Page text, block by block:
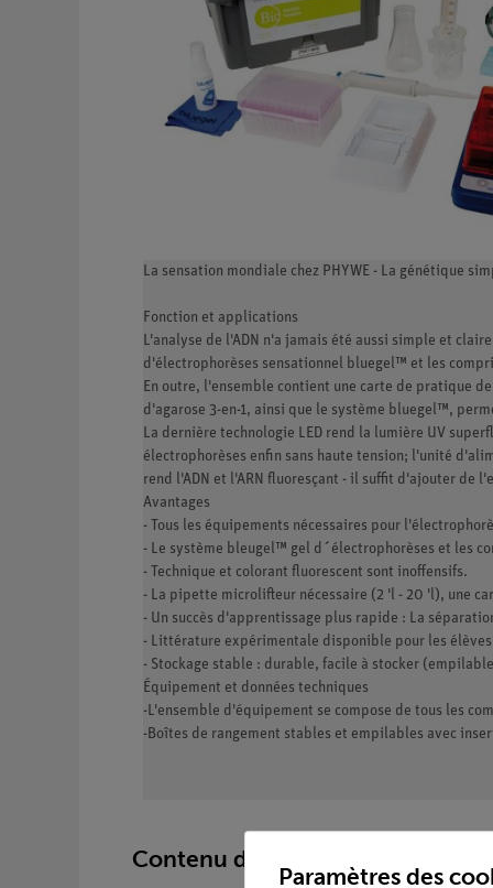
La sensation mondiale chez PHYWE - La génétique
Fonction et applications
L'analyse de l'ADN n'a jamais été aussi simple et
d'électrophorèses sensationnel bluegel™ et les
En outre, l'ensemble contient une carte de pratique
d'agarose 3-en-1, ainsi que le système bluegel™,
La dernière technologie LED rend la lumière UV
électrophorèses enfin sans haute tension; l'unité
rend l'ADN et l'ARN fluoresçant - il suffit d'ajouter de
Avantages
- Tous les équipements nécessaires pour
- Le système bleugel™ gel d´électrophorèses et les
- Technique et colorant fluorescent sont inoffensifs.
- La pipette microlifteur nécessaire (2 'l - 20 'l), une
- Un succès d'apprentissage plus rapide : La
- Littérature expérimentale disponible pour les
- Stockage stable : durable, facile à stocker
Équipement et données techniques
-L'ensemble d'équipement se compose de tous les
-Boîtes de rangement stables et empilables avec
Contenu de livraison
Paramètres des